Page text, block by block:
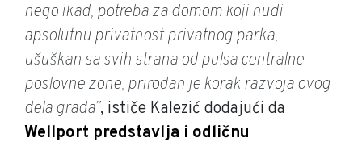
nego ikad, potreba za domom koji nudi
apsolutnu privatnost privatnog parka,
ušuškan sa svih strana od pulsa centralne
poslovne zone, prirodan je korak razvoja ovog
dela grada”, ističe Kalezić dodajući da
Wellport predstavlja i odličnu